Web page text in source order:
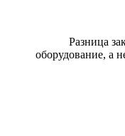
Разница
оборудование, а